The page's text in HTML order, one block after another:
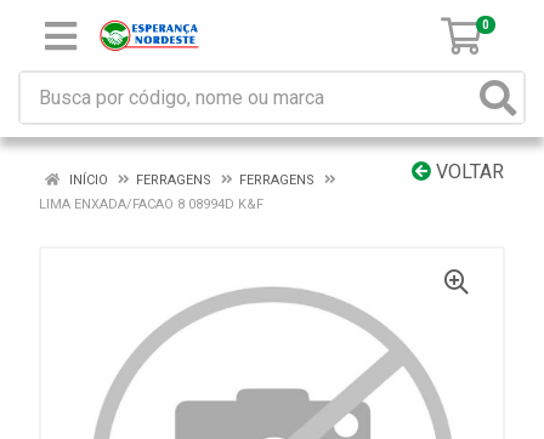
0
VOLTAR
INÍCIO FERRAGENS
FERRAGENS
LIMA ENXADA/FACAO 8 08994D K&F